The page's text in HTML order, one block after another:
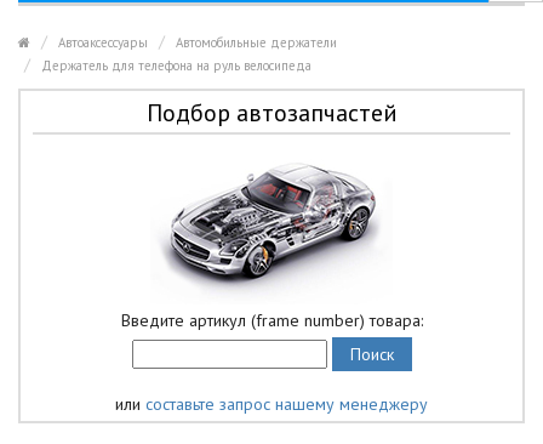
Автоаксессуары
Автомобильные держатели
Держатель для телефона на руль велосипеда
Подбор автозапчастей
Введите артикул (frame number) товара:
или составьте запрос нашему менеджеру